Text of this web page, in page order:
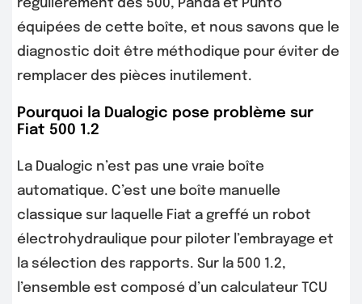
régulièrement des 500, Panda et Punto
équipées de cette boîte, et nous savons que le
diagnostic doit être méthodique pour éviter de
remplacer des pièces inutilement.
Pourquoi la Dualogic pose problème sur
Fiat 500 1.2
La Dualogic n’est pas une vraie boîte
automatique. C’est une boîte manuelle
classique sur laquelle Fiat a greffé un robot
électrohydraulique pour piloter l’embrayage et
la sélection des rapports. Sur la 500 1.2,
l’ensemble est composé d’un calculateur TCU